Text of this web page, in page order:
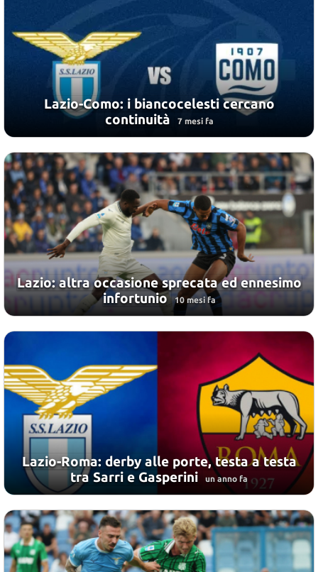
Lazio-Como: i biancocelesti cercano
continuità
7 mesi fa
Lazio: altra occasione sprecata ed ennesimo
infortunio 10 mesi fa
Lazio-Roma: derby alle porte, testa a testa
tra Sarri e Gasperini
un anno fa